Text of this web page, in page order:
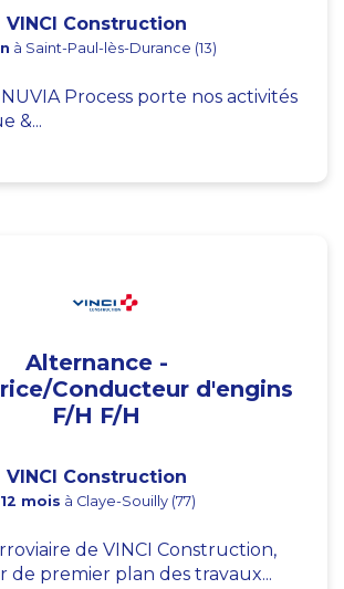
VINCI Construction
à Saint-Paul-lès-Durance (13)
Process porte nos activités
&...
Alternance -
Conducteur d'engins
F/H F/H
VINCI Construction
12 mois à Claye-Souilly (77)
de VINCI Construction,
de premier plan des travaux...